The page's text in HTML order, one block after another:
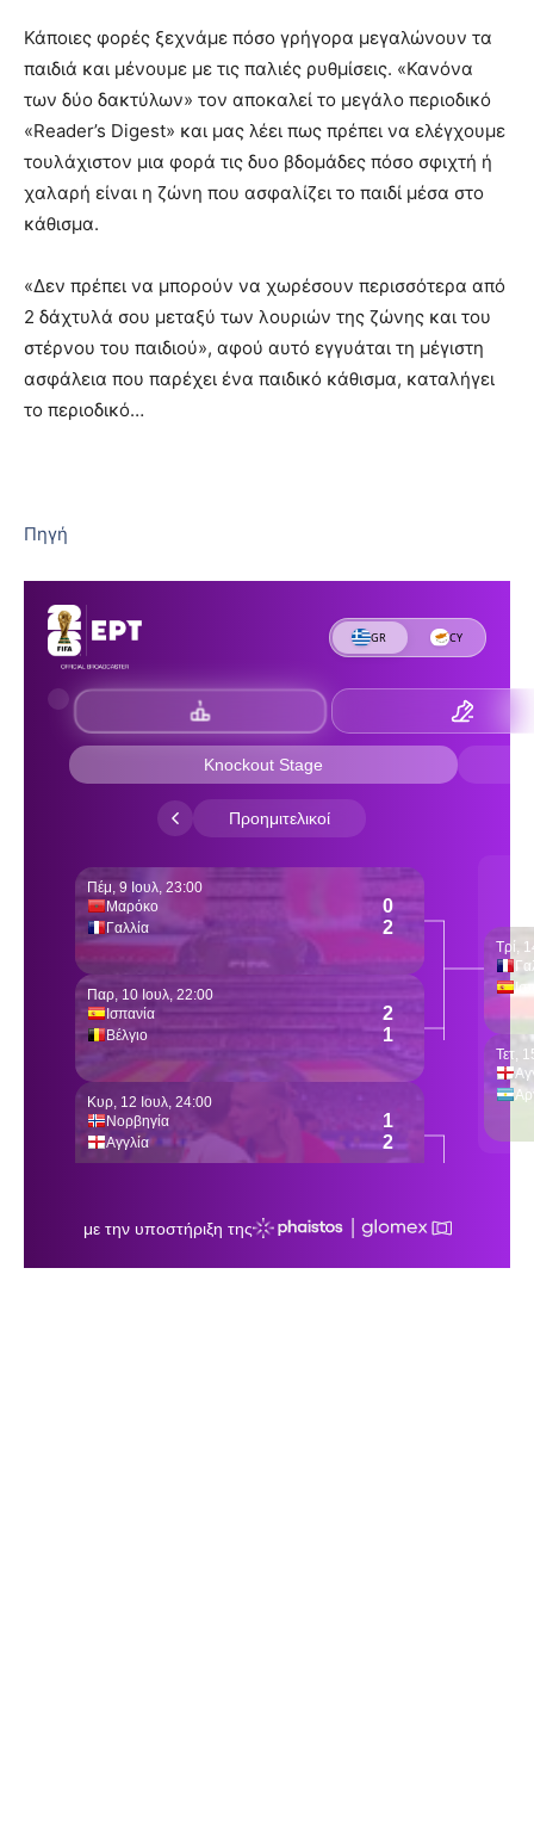
Κάποιες φορές ξεχνάμε πόσο γρήγορα μεγαλώνουν τα
παιδιά και μένουμε με τις παλιές ρυθμίσεις. «Κανόνα
των δύο δακτύλων» τον αποκαλεί το μεγάλο περιοδικό
«Reader’s Digest» και μας λέει πως πρέπει να ελέγχουμε
τουλάχιστον μια φορά τις δυο βδομάδες πόσο σφιχτή ή
χαλαρή είναι η ζώνη που ασφαλίζει το παιδί μέσα στο
κάθισμα.
«Δεν πρέπει να μπορούν να χωρέσουν περισσότερα από
2 δάχτυλά σου μεταξύ των λουριών της ζώνης και του
στέρνου του παιδιού», αφού αυτό εγγυάται τη μέγιστη
ασφάλεια που παρέχει ένα παιδικό κάθισμα, καταλήγει
το περιοδικό…
Πηγή